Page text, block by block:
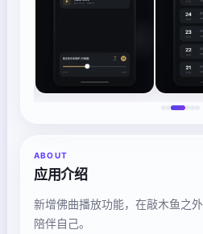
ABOUT
应用介绍
新增佛曲播放功能，在敲木鱼之
陪伴自己。